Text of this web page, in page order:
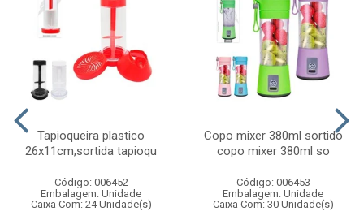
Tapioqueira plastico
26x11cm,sortida tapioqu
Código: 006452
Embalagem: Unidade
Caixa Com: 24 Unidade(s)
Copo mixer 380ml sortido
copo mixer 380ml so
Código: 006453
Embalagem: Unidade
Caixa Com: 30 Unidade(s)